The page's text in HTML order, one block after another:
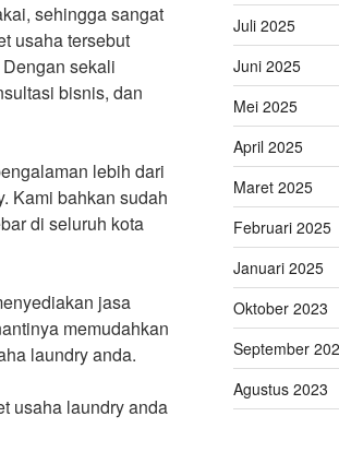
sehingga sangat
usaha tersebut
sekali
bisnis, dan
lebih dari
Kami bahkan sudah
di seluruh kota
jasa
memudahkan
laundry anda.
usaha laundry anda
Juli 2025
Juni 2025
Mei 2025
April 2025
Maret 2025
Februari 2025
Januari 2025
Oktober 2023
September
Agustus 2023